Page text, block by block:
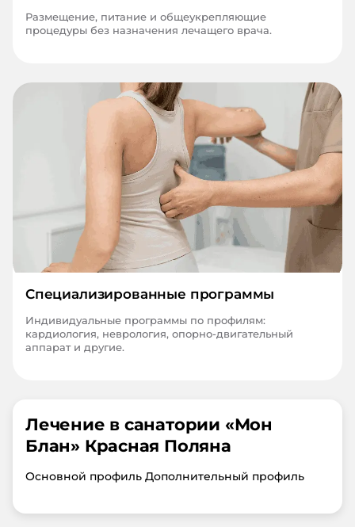
Размещение, питание и общеукрепляющие
процедуры без назначения лечащего врача.
Специализированные программы
Индивидуальные программы по профилям:
кардиология, неврология, опорно-двигательный
аппарат и другие.
Лечение в санатории «Мон
Блан» Красная Поляна
Основной профиль Дополнительный профиль